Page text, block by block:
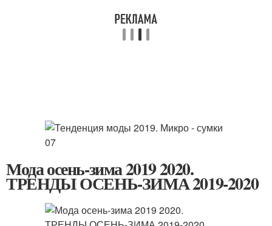
Мода осень-зима 2019 2020.
ТРЕНДЫ ОСЕНЬ-ЗИМА 2019-2020